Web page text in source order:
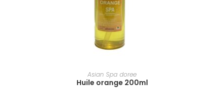
AJOUTER AU PANIER
Asian Spa doree
Huile orange 200ml